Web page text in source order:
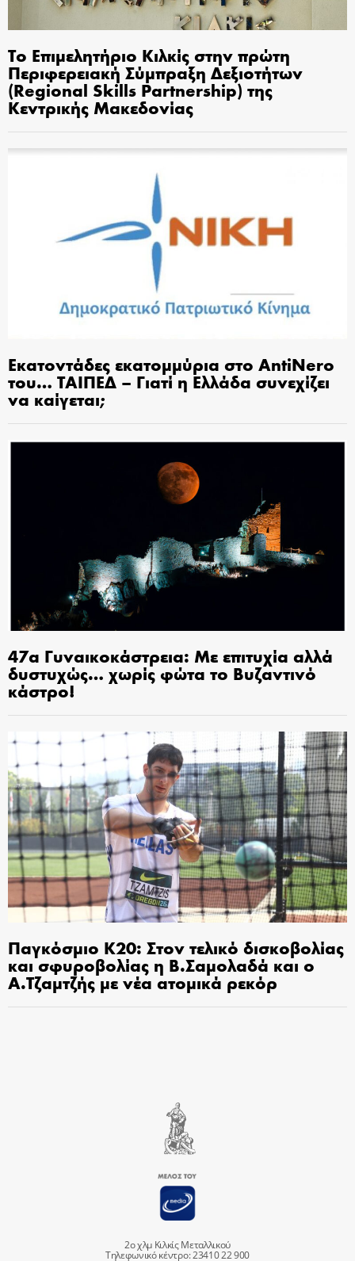
Το Επιμελητήριο Κιλκίς στην πρώτη
Περιφερειακή Σύμπραξη Δεξιοτήτων
(Regional Skills Partnership) της
Κεντρικής Μακεδονίας
Εκατοντάδες εκατομμύρια στο AntiNero
του… ΤΑΙΠΕΔ – Γιατί η Ελλάδα συνεχίζει
να καίγεται;
47α Γυναικοκάστρεια: Με επιτυχία αλλά
δυστυχώς… χωρίς φώτα το Βυζαντινό
κάστρο!
Παγκόσμιο Κ20: Στον τελικό δισκοβολίας
και σφυροβολίας η Β.Σαμολαδά και ο
Α.Τζαμτζής με νέα ατομικά ρεκόρ
2ο χλμ Κιλκίς Μεταλλικού
Τηλεφωνικό κέντρο: 23410 22 900